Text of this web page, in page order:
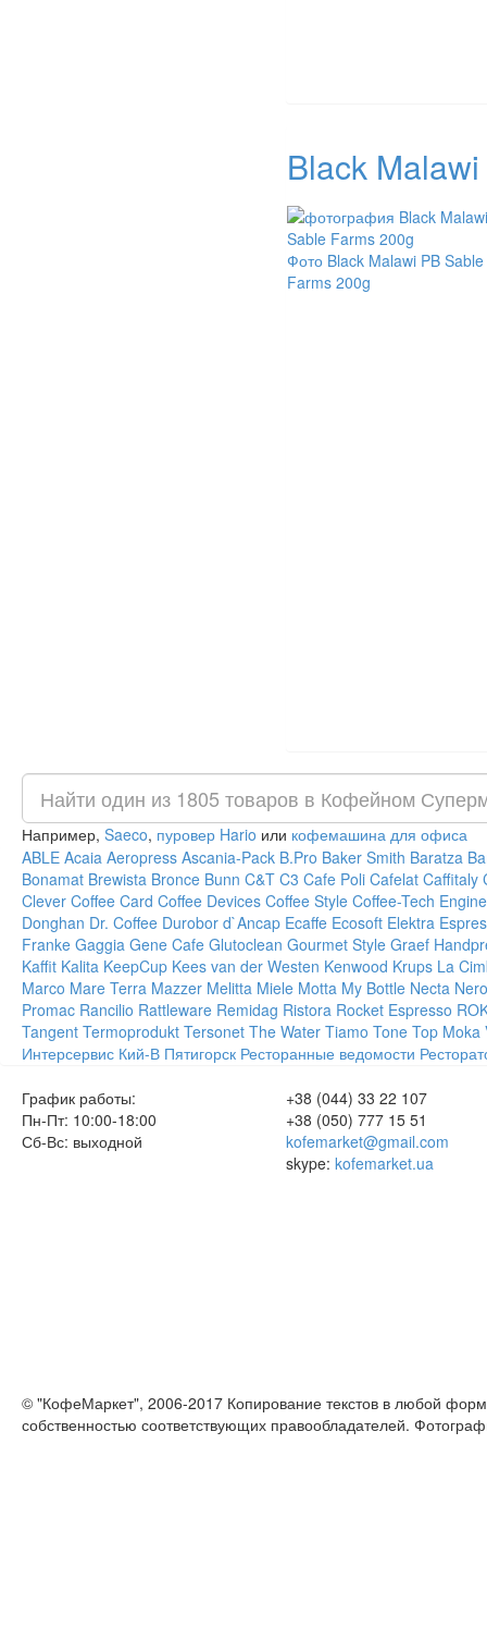
Black
Фото Black Malawi PB Sable
Farms 200g
Например, Saeco, пуровер Hario или кофемашина для офиса
ABLE Acaia Aeropress Ascania-Pack B.Pro Baker Smith Baratza
Bonamat Brewista Bronce Bunn C&T C3 Cafe Poli Cafelat Caffitaly
Clever Coffee Card Coffee Devices Coffee Style Coffee-Tech
Donghan Dr. Coffee Durobor d`Ancap Ecaffe Ecosoft Elektra
Franke Gaggia Gene Cafe Glutoclean Gourmet Style Graef
Kaffit Kalita KeepCup Kees van der Westen Kenwood Krups La
Marco Mare Terra Mazzer Melitta Miele Motta My Bottle Necta
Promac Rancilio Rattleware Remidag Ristora Rocket Espresso
Tangent Termoprodukt Tersonet The Water Tiamo Tone Top Moka
Интерсервис Кий-В Пятигорск Ресторанные ведомости
График работы:
Пн-Пт: 10:00-18:00
Сб-Вс: выходной
+38 (044) 33 22 107
+38 (050) 777 15 51
kofemarket@gmail.com
skype: kofemarket.ua
© "КофеМаркет", 2006-2017 Копирование текстов в любой
собственностью соответствующих правообладателей.